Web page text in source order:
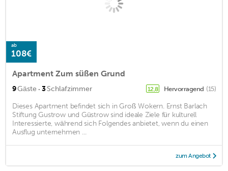
ab
108€
Apartment Zum süßen Grund
9Gäste · 3Schlafzimmer 12,8 Hervorragend (15)
Dieses Apartment befindet sich in Groß Wokern. Ernst Barlach
Stiftung Gustrow und Güstrow sind ideale Ziele für kulturell
Interessierte, während sich Folgendes anbietet, wenn du einen
Ausflug unternehmen ...
zum Angebot